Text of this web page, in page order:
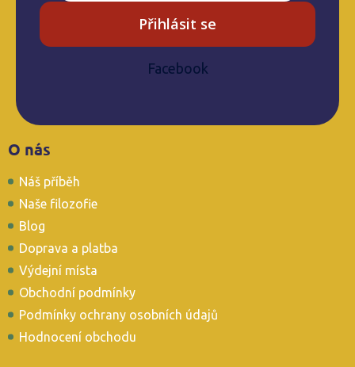
u
Přihlásit se
Facebook
O nás
Náš příběh
Naše filozofie
Blog
Doprava a platba
Výdejní místa
Obchodní podmínky
Podmínky ochrany osobních údajů
Hodnocení obchodu